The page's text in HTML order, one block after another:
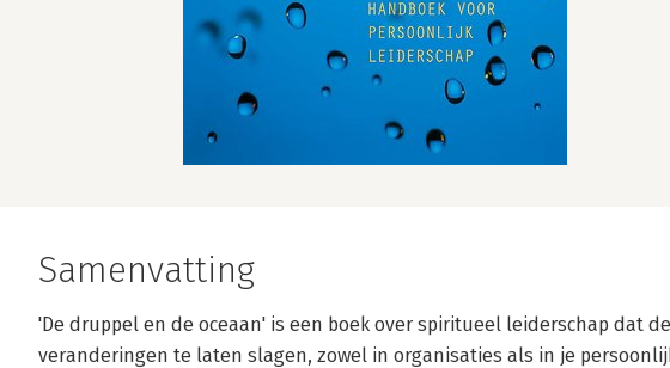
Samenvatting
'De druppel en de oceaan' is een boek over spiritueel leiderschap dat
veranderingen te laten slagen, zowel in organisaties als in je